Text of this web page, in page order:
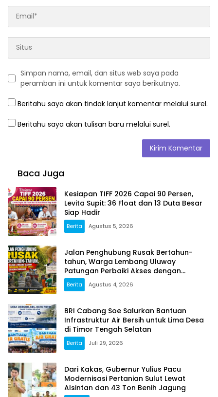
Simpan nama, email, dan situs web saya pada
peramban ini untuk komentar saya berikutnya.
Beritahu saya akan tindak lanjut komentar melalui surel.
Beritahu saya akan tulisan baru melalui surel.
Baca Juga
Kesiapan TIFF 2026 Capai 90 Persen,
Levita Supit: 36 Float dan 13 Duta Besar
Siap Hadir
Berita Agustus 5, 2026
Jalan Penghubung Rusak Bertahun-
tahun, Warga Lembang Uluway
Patungan Perbaiki Akses dengan
Swadaya
Berita Agustus 4, 2026
BRI Cabang Soe Salurkan Bantuan
Infrastruktur Air Bersih untuk Lima Desa
di Timor Tengah Selatan
Berita Juli 29, 2026
Dari Kakas, Gubernur Yulius Pacu
Modernisasi Pertanian Sulut Lewat
Alsintan dan 43 Ton Benih Jagung